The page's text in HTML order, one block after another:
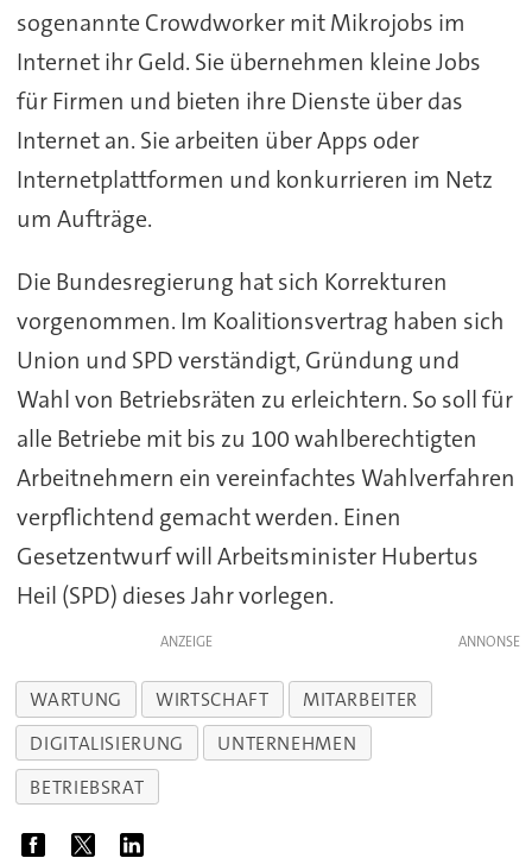
sogenannte Crowdworker mit Mikrojobs im
Internet ihr Geld. Sie übernehmen kleine Jobs
für Firmen und bieten ihre Dienste über das
Internet an. Sie arbeiten über Apps oder
Internetplattformen und konkurrieren im Netz
um Aufträge.
Die Bundesregierung hat sich Korrekturen
vorgenommen. Im Koalitionsvertrag haben sich
Union und SPD verständigt, Gründung und
Wahl von Betriebsräten zu erleichtern. So soll für
alle Betriebe mit bis zu 100 wahlberechtigten
Arbeitnehmern ein vereinfachtes Wahlverfahren
verpflichtend gemacht werden. Einen
Gesetzentwurf will Arbeitsminister Hubertus
Heil (SPD) dieses Jahr vorlegen.
ANZEIGE
WARTUNG WIRTSCHAFT
MITARBEITER
DIGITALISIERUNG
UNTERNEHMEN
BETRIEBSRAT